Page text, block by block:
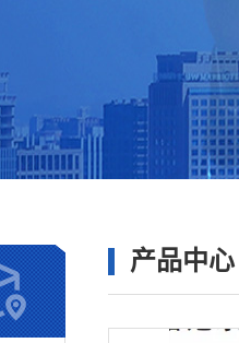
产品中心